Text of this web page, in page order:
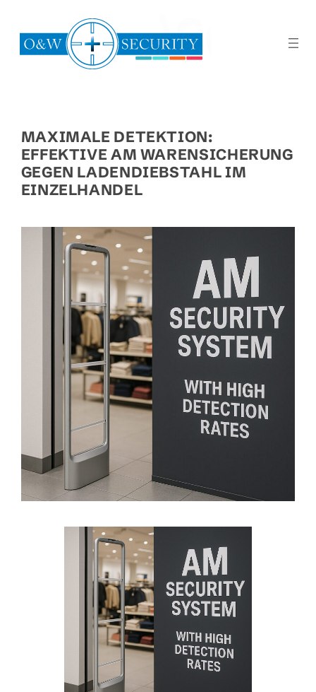
springen
MAXIMALE DETEKTION:
EFFEKTIVE AM WARENSICHERUNG
GEGEN LADENDIEBSTAHL IM
EINZELHANDEL